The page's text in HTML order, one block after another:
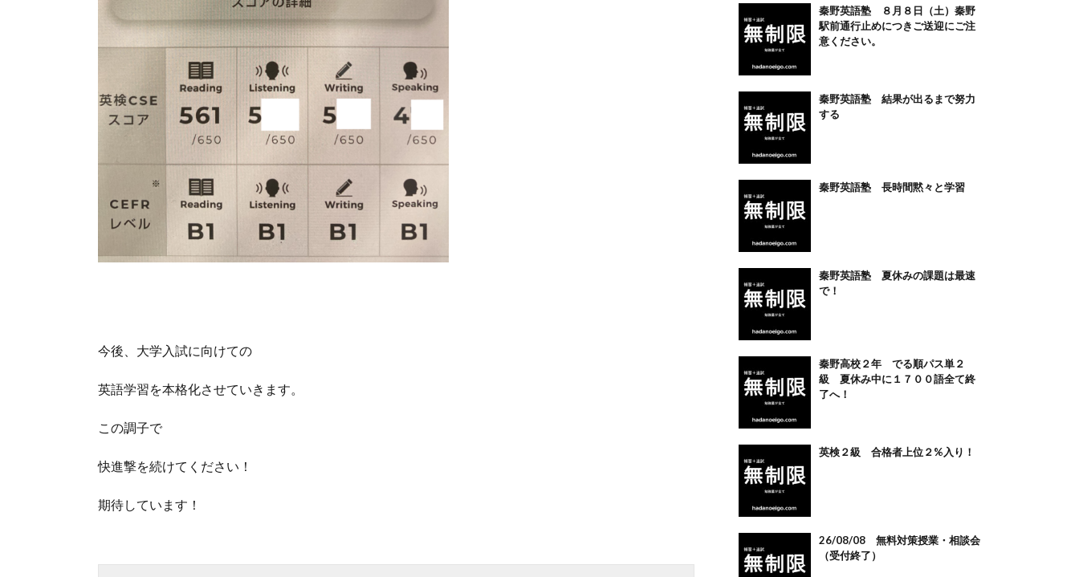
今後、大学入試に向けての
英語学習を本格化させていきます。
この調子で
快進撃を続けてください！
期待しています！
秦野英語塾 ８月８日（土）秦野
駅前通行止めにつきご送迎にご注
意ください。
秦野英語塾 結果が出るまで努力
する
秦野英語塾 長時間黙々と学習
秦野英語塾 夏休みの課題は最速
で！
秦野高校２年 でる順パス単２
級 夏休み中に１７００語全て終
了へ！
英検２級 合格者上位２%入り！
26/08/08 無料対策授業・相談会
（受付終了）